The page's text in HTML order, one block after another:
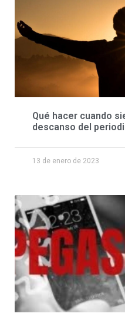
Qué hacer cuando
descanso del
13 de enero de 2023